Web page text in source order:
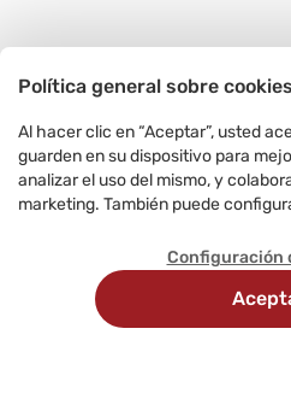
Política general sobre cookies
Al hacer clic en “Aceptar”, usted
guarden en su dispositivo para
analizar el uso del mismo, y
marketing. También puede
Configuración